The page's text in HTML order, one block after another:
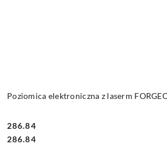
Poziomica elektroniczna z laserm
Cena:
286.84
Cena:
286.84